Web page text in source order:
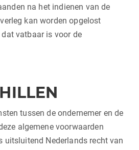
na het indienen van de
kan worden opgelost
vatbaar is voor de
tussen de ondernemer en de
algemene voorwaarden
uitsluitend Nederlands recht van